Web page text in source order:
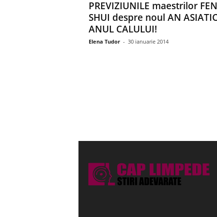
PREVIZIUNILE maestrilor
SHUI despre noul AN
ANUL CALULUI!
Elena Tudor - 30 ianuarie 2014